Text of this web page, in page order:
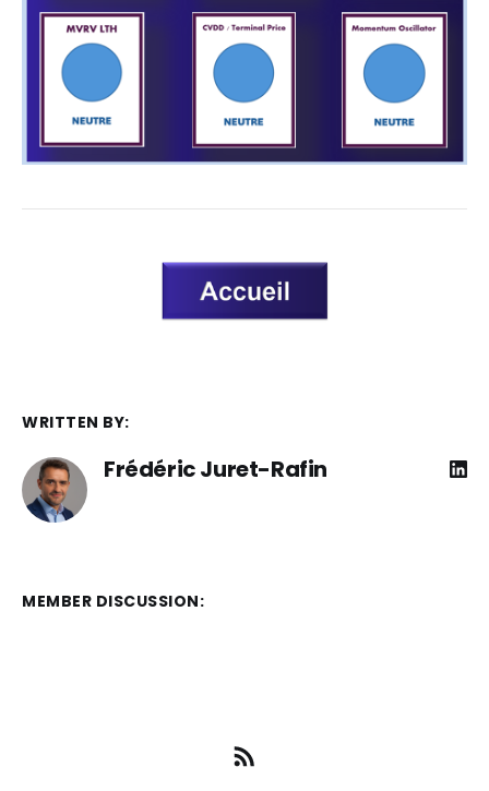
WRITTEN BY:
Frédéric Juret-Rafin
MEMBER DISCUSSION: